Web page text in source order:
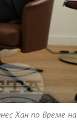
Хан по време на